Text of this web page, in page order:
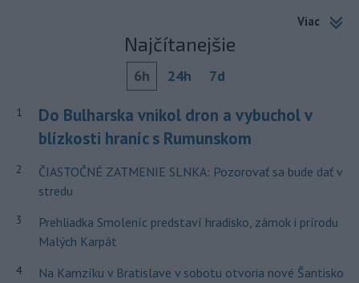
Viac
Najčítanejšie
6h 24h 7d
1
Do Bulharska vnikol dron a vybuchol v
blízkosti hraníc s Rumunskom
2
ČIASTOČNÉ ZATMENIE SLNKA: Pozorovať sa bude dať v
stredu
3
Prehliadka Smoleníc predstaví hradisko, zámok i prírodu
Malých Karpát
4
Na Kamzíku v Bratislave v sobotu otvoria nové Šantisko